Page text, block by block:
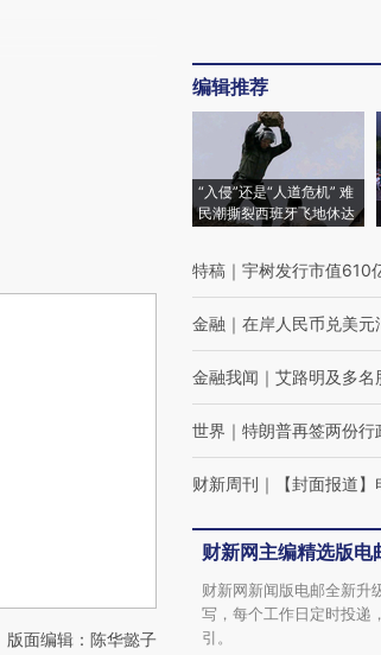
版面编辑：陈华懿子
编辑推荐
“入侵”还是“人道危机” 难
民潮撕裂西班牙飞地休达
特稿 ｜ 宇树发行市值610
金融 ｜ 在岸人民币兑美
金融我闻 ｜ 艾路明及多名
世界 ｜ 特朗普再签两份行
财新周刊 ｜ 【封面报道
财新网主编精选版电
财新网新闻版电邮全新升
写，每个工作日定时投递
引。